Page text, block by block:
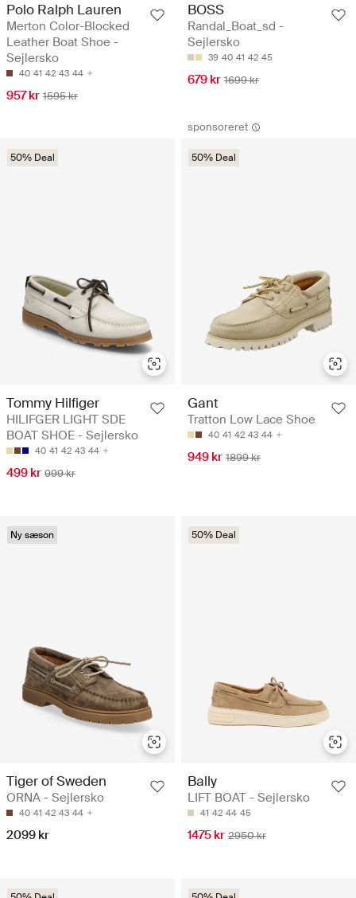
Polo Ralph Lauren
Merton Color-Blocked
Leather Boat Shoe -
Sejlersko
40 41 42 43 44
957 kr 1595 kr
BOSS
Randal_Boat_sd -
Sejlersko
39 40 41 42 45
679 kr 1699 kr
50% Deal
Tommy Hilfiger
HILIFGER LIGHT SDE
BOAT SHOE - Sejlersko
40 41 42 43 44
499 kr 999 kr
sponsoreret
50% Deal
Gant
Tratton Low Lace Shoe
40 41 42 43 44
949 kr 1899 kr
Ny sæson
Tiger of Sweden
ORNA - Sejlersko
40 41 42 43 44
2099 kr
50% Deal
Bally
LIFT BOAT - Sejlersko
41 42 44 45
1475 kr 2950 kr